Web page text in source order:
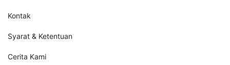
Kontak
Syarat & Ketentuan
Cerita Kami